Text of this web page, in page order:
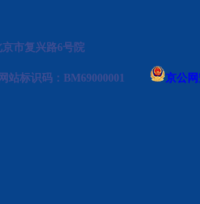
市复兴路6号院
标识码：BM69000001 京公网